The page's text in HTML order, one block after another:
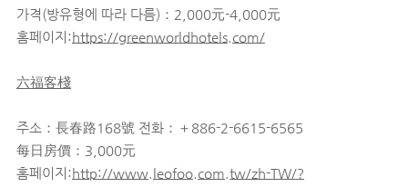
가격(방유형에 따라 다름)：2,000元-4,000元
홈페이지:https://greenworldhotels.com/
六福客棧
주소：長春路168號 전화：＋886-2-6615-6565
每日房價：3,000元
홈페이지:http://www.leofoo.com.tw/zh-TW/?